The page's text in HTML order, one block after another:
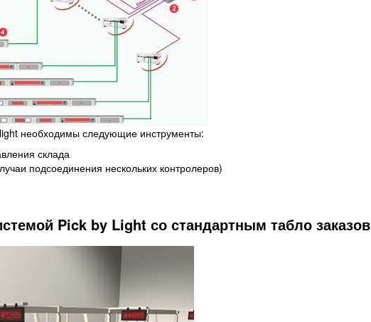
необходимы следующие инструменты:
склада
подсоединения нескольких контролеров)
Pick by Light со стандартным табло заказов